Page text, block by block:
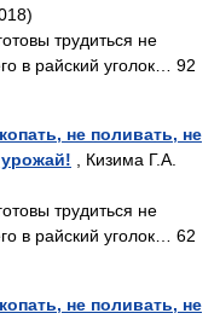
трудиться не
в райский уголок… 92
не поливать, не
, Кизима Г.А.
трудиться не
в райский уголок… 62
не поливать, не